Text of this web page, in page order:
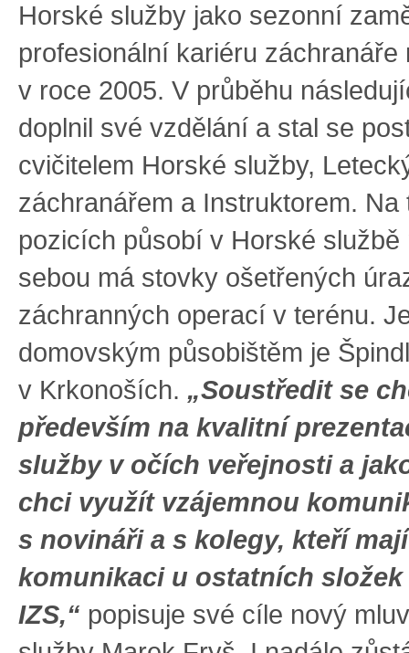
Horské služby jako sezonní
profesionální kariéru záchranáře
v roce 2005. V průběhu
doplnil své vzdělání a stal se
cvičitelem Horské služby,
záchranářem a Instruktorem. Na
pozicích působí v Horské službě
sebou má stovky ošetřených
záchranných operací v terénu.
domovským působištěm je
v Krkonoších. „Soustředit se
především na kvalitní
služby v očích veřejnosti a
chci využít vzájemnou
s novináři a s kolegy, kteří
komunikaci u ostatních složek
IZS,“ popisuje své cíle nový